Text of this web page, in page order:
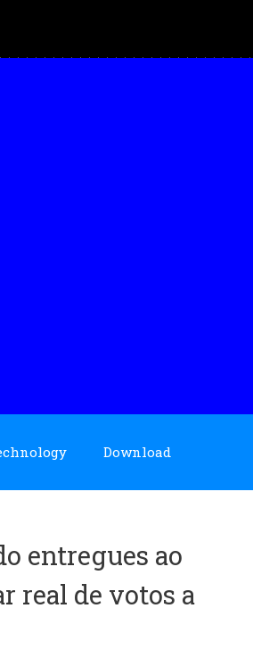
Download
entregues ao
real de votos a